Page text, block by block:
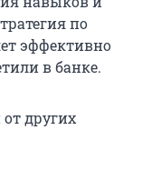
по
эффективно
в банке.
других